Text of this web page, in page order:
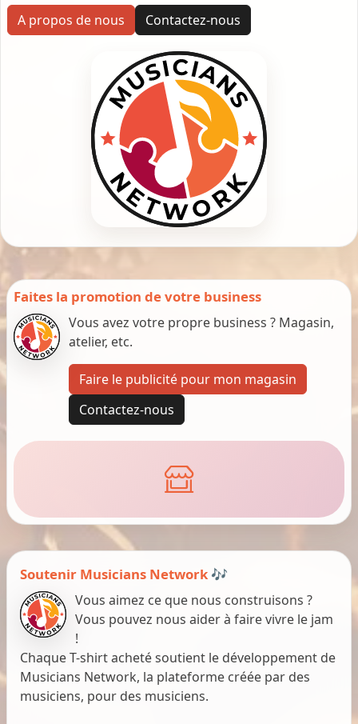
A propos de nous Contactez-nous
Faites la promotion de votre business
Vous avez votre propre business ? Magasin,
atelier, etc.
Faire le publicité pour mon magasin
Contactez-nous
Soutenir Musicians Network 🎶
Vous aimez ce que nous construisons ?
Vous pouvez nous aider à faire vivre le jam
!
Chaque T-shirt acheté soutient le développement de
Musicians Network, la plateforme créée par des
musiciens, pour des musiciens.